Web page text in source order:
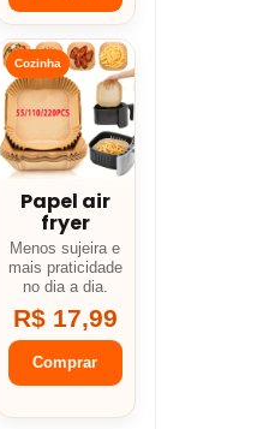
Cozinha
Papel air
fryer
Menos sujeira e
mais praticidade
no dia a dia.
R$ 17,99
Comprar